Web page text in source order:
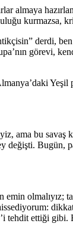
almaya
kurmazsa,
derdi,
görevi,
ama bu savaş
değişti. Bugün,
emin olmalıyız;
tehdit ettiği gibi.